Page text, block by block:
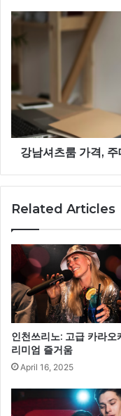
강남셔츠룸 가격,
Related Articles
인천쓰리노: 고급 카라오
리미엄 즐거움
April 16, 2025